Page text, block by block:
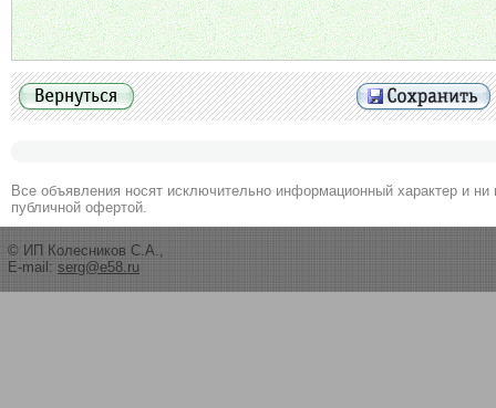
Все объявления носят исключительно информационный характер и ни
публичной офертой.
© ИП Колесников С.А.,
E-mail: serg@e58.ru